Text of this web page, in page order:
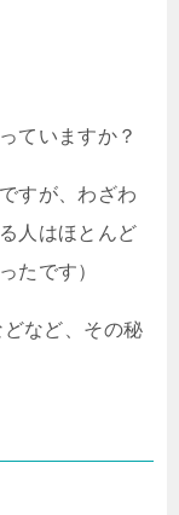
ていますか？
すが、わざわ
人はほとんど
たです）
など、その秘